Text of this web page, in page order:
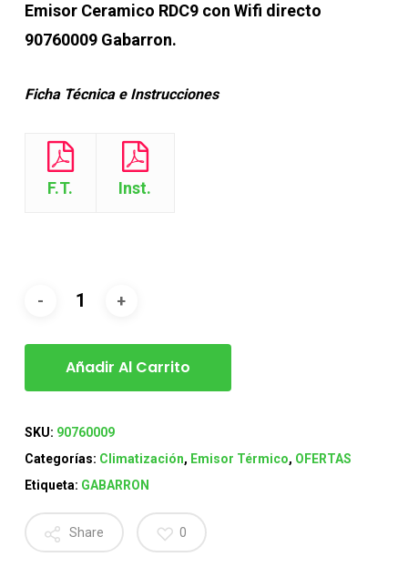
Emisor Ceramico RDC9 con Wifi directo
90760009 Gabarron.
Ficha Técnica e Instrucciones
F.T. Inst.
Añadir Al Carrito
SKU: 90760009
Categorías: Climatización, Emisor Térmico, OFERTAS
Etiqueta: GABARRON
Share 0